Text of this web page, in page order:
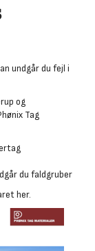
undgår du fejl i
og
Tag
du faldgruber
her.